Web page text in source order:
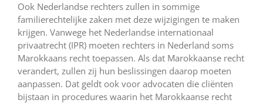
Ook Nederlandse rechters zullen in sommige
familierechtelijke zaken met deze wijzigingen te maken
krijgen. Vanwege het Nederlandse internationaal
privaatrecht (IPR) moeten rechters in Nederland soms
Marokkaans recht toepassen. Als dat Marokkaanse recht
verandert, zullen zij hun beslissingen daarop moeten
aanpassen. Dat geldt ook voor advocaten die cliënten
bijstaan in procedures waarin het Marokkaanse recht